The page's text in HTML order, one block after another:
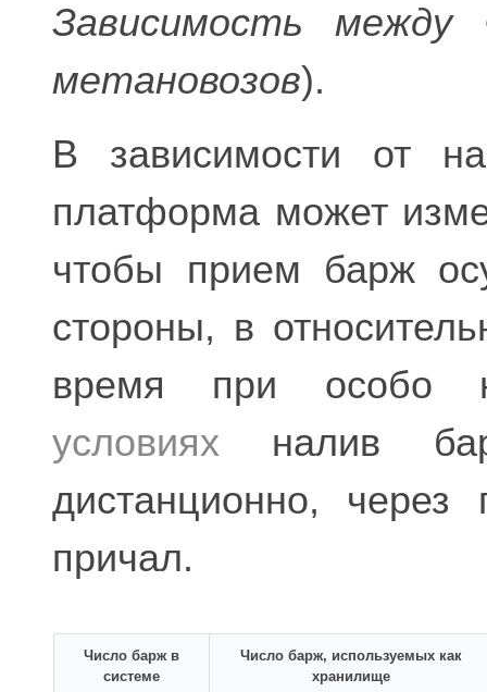
Зависимость между
метановозов).
В зависимости от
платформа может
чтобы прием барж
стороны, в
время при особо
условиях налив
дистанционно, через
причал.
Число барж в
системе
Число барж, используемых как
хранилище